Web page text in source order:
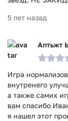
5 лет назад
Аптьжт
Игра
внутренего
а также самих
вам спасибо
я нашел этот